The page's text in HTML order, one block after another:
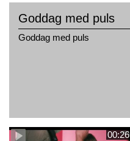
Goddag med puls
Goddag med puls
00:26